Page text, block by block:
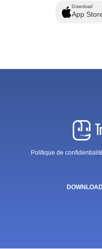
Download
App
Politique de